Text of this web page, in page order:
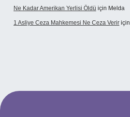
Ne Kadar Amerikan Yerlisi Öldü için Melda
1 Asliye Ceza Mahkemesi Ne Ceza Verir için